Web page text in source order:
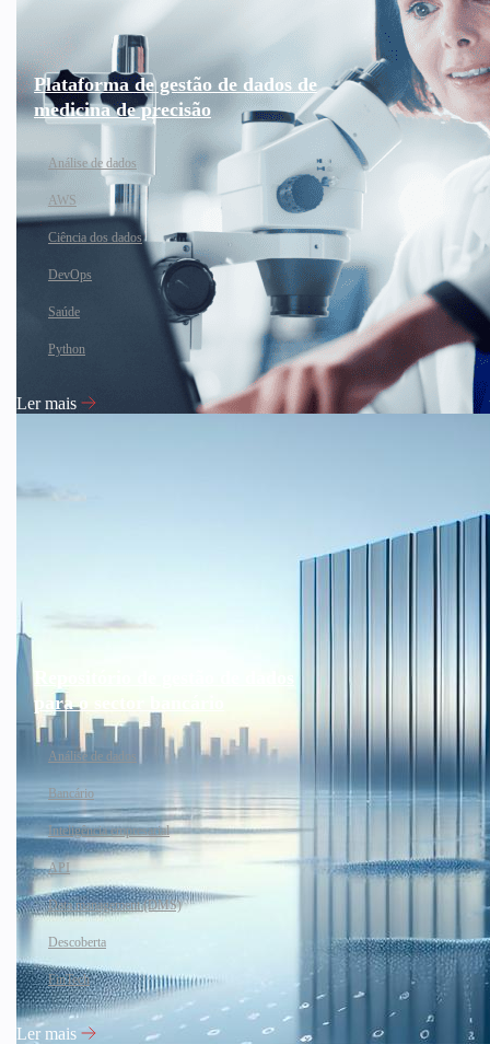
Plataforma de gestão de dados de
medicina de precisão
Análise de dados
AWS
Ciência dos dados
DevOps
Saúde
Python
Ler mais
para o sector bancário
Análise de dados
Bancário
Inteligência empresarial
API
Data management (DMS)
Descoberta
FinTech
Ler mais